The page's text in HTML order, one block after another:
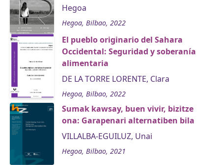
Hegoa
Hegoa, Bilbao, 2022
El pueblo originario del Sahara
Occidental: Seguridad y soberanía
alimentaria
DE LA TORRE LORENTE, Clara
Hegoa, Bilbao, 2022
Sumak kawsay, buen vivir, bizitze
ona: Garapenari alternatiben bila
VILLALBA-EGUILUZ, Unai
Hegoa, Bilbao, 2021